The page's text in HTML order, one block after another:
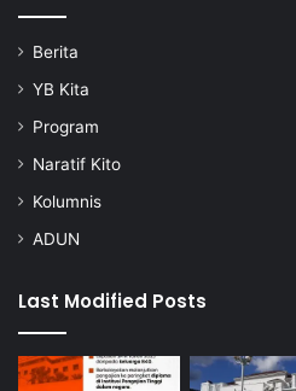
Berita
YB Kita
Program
Naratif Kito
Kolumnis
ADUN
Last Modified Posts